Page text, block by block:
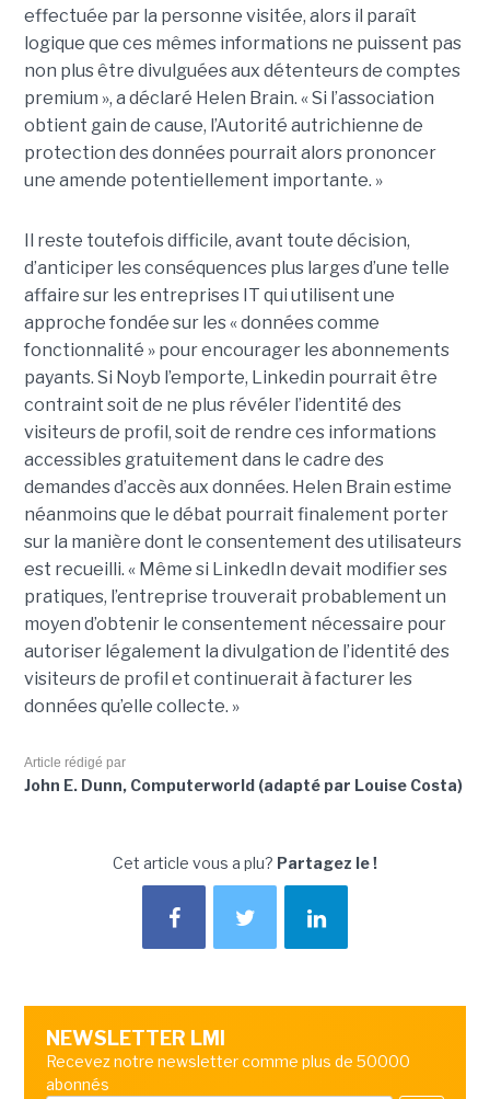
effectuée par la personne visitée, alors il paraît
logique que ces mêmes informations ne puissent pas
non plus être divulguées aux détenteurs de comptes
premium », a déclaré Helen Brain. « Si l’association
obtient gain de cause, l’Autorité autrichienne de
protection des données pourrait alors prononcer
une amende potentiellement importante. »
Il reste toutefois difficile, avant toute décision,
d’anticiper les conséquences plus larges d’une telle
affaire sur les entreprises IT qui utilisent une
approche fondée sur les « données comme
fonctionnalité » pour encourager les abonnements
payants. Si Noyb l’emporte, Linkedin pourrait être
contraint soit de ne plus révéler l’identité des
visiteurs de profil, soit de rendre ces informations
accessibles gratuitement dans le cadre des
demandes d’accès aux données. Helen Brain estime
néanmoins que le débat pourrait finalement porter
sur la manière dont le consentement des utilisateurs
est recueilli. « Même si LinkedIn devait modifier ses
pratiques, l’entreprise trouverait probablement un
moyen d’obtenir le consentement nécessaire pour
autoriser légalement la divulgation de l’identité des
visiteurs de profil et continuerait à facturer les
données qu’elle collecte. »
Article rédigé par
John E. Dunn, Computerworld (adapté par Louise Costa)
Cet article vous a plu? Partagez le !
NEWSLETTER LMI
Recevez notre newsletter comme plus de 50000
abonnés